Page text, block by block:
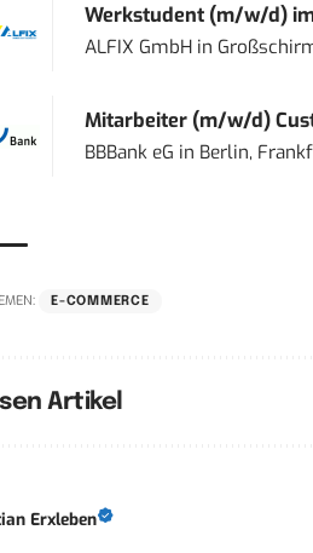
Werkstudent (m/w/d)
ALFIX GmbHin
Mitarbeiter (m/w/d)
BBBank eG in Berlin,
E-COMMERCE
Artikel
Erxleben